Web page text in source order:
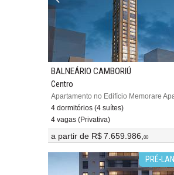
BALNEÁRIO CAMBORIÚ
Centro
4 dormitórios (4 suítes)
4 vagas (Privativa)
a partir de R$ 7.659.986,00
PRÉ-